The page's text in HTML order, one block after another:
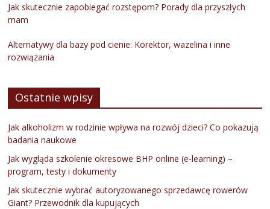
Jak skutecznie zapobiegać rozstępom? Porady dla przyszłych
mam
Alternatywy dla bazy pod cienie: Korektor, wazelina i inne
rozwiązania
Ostatnie wpisy
Jak alkoholizm w rodzinie wpływa na rozwój dzieci? Co pokazują
badania naukowe
Jak wygląda szkolenie okresowe BHP online (e-learning) –
program, testy i dokumenty
Jak skutecznie wybrać autoryzowanego sprzedawcę rowerów
Giant? Przewodnik dla kupujących